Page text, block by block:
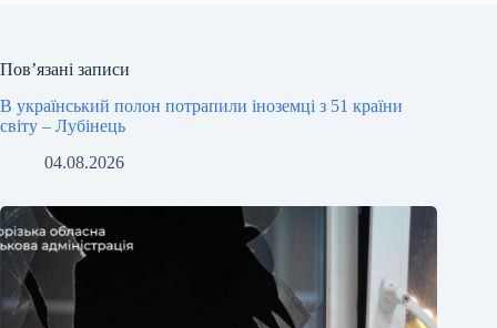
Пов’язані записи
В український полон потрапили іноземці з 51 країни
світу – Лубінець
04.08.2026